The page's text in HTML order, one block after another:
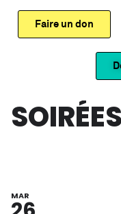
Faire un don
MAR